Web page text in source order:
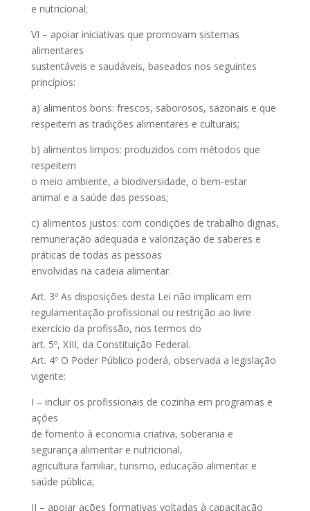
e nutricional;
VI – apoiar iniciativas que promovam sistemas
alimentares
sustentáveis e saudáveis, baseados nos seguintes
princípios:
a) alimentos bons: frescos, saborosos, sazonais e que
respeitem as tradições alimentares e culturais;
b) alimentos limpos: produzidos com métodos que
respeitem
o meio ambiente, a biodiversidade, o bem-estar
animal e a saúde das pessoas;
c) alimentos justos: com condições de trabalho dignas,
remuneração adequada e valorização de saberes e
práticas de todas as pessoas
envolvidas na cadeia alimentar.
Art. 3º As disposições desta Lei não implicam em
regulamentação profissional ou restrição ao livre
exercício da profissão, nos termos do
art. 5º, XIII, da Constituição Federal.
Art. 4º O Poder Público poderá, observada a legislação
vigente:
I – incluir os profissionais de cozinha em programas e
ações
de fomento à economia criativa, soberania e
segurança alimentar e nutricional,
agricultura familiar, turismo, educação alimentar e
saúde pública;
II – apoiar ações formativas voltadas à capacitação